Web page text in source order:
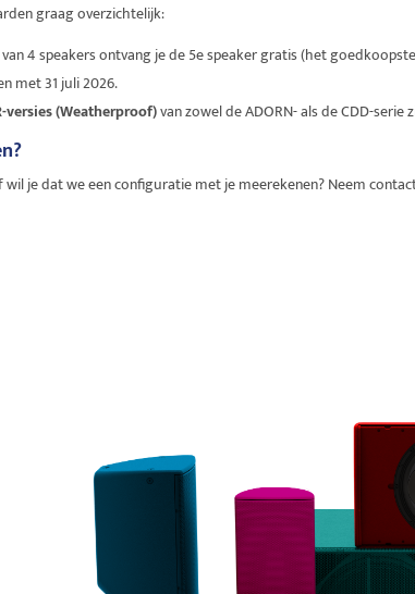
graag overzichtelijk:
4 speakers ontvang je de 5e speaker gratis (het
met 31 juli 2026.
versies (Weatherproof)van zowel de ADORN- als de CDD-
je dat we een configuratie met je meerekenen? Neem